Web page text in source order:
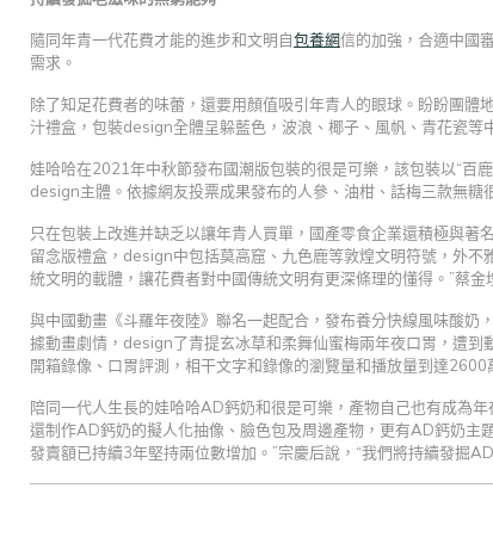
隨同年青一代花費才能的進步和文明自包養網信的加強，合適中國
需求。
除了知足花費者的味蕾，還要用顏值吸引年青人的眼球。盼盼團
汁禮盒，包裝design全體呈躲藍色，波浪、椰子、風帆、青花瓷等
娃哈哈在2021年中秋節發布國潮版包裝的很是可樂，該包裝以“百
design主體。依據網友投票成果發布的人參、油柑、話梅三款無糖
只在包裝上改進并缺乏以讓年青人買單，國產零食企業還積極與著
留念版禮盒，design中包括莫高窟、九色鹿等敦煌文明符號，外
統文明的載體，讓花費者對中國傳統文明有更深條理的懂得。”蔡金
與中國動畫《斗羅年夜陸》聯名一起配合，發布養分快線風味酸
據動畫劇情，design了青提玄冰草和柔舞仙蜜梅兩年夜口胃，遭
開箱錄像、口胃評測，相干文字和錄像的瀏覽量和播放量到達2600
陪同一代人生長的娃哈哈AD鈣奶和很是可樂，產物自己也有成為
還制作AD鈣奶的擬人化抽像、臉色包及周邊產物，更有AD鈣奶
發賣額已持續3年堅持兩位數增加。”宗慶后說，“我們將持續發掘